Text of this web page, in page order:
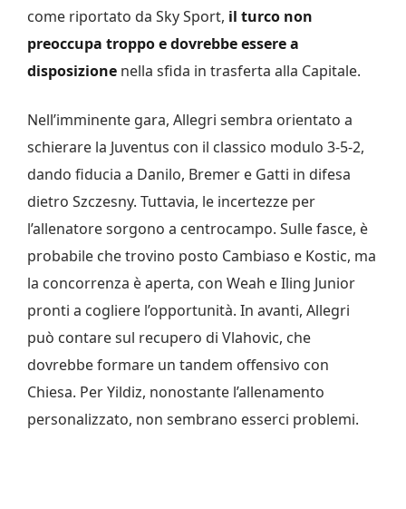
come riportato da Sky Sport, il turco non
preoccupa troppo e dovrebbe essere a
disposizione nella sfida in trasferta alla Capitale.
Nell’imminente gara, Allegri sembra orientato a
schierare la Juventus con il classico modulo 3-5-2,
dando fiducia a Danilo, Bremer e Gatti in difesa
dietro Szczesny. Tuttavia, le incertezze per
l’allenatore sorgono a centrocampo. Sulle fasce, è
probabile che trovino posto Cambiaso e Kostic, ma
la concorrenza è aperta, con Weah e Iling Junior
pronti a cogliere l’opportunità. In avanti, Allegri
può contare sul recupero di Vlahovic, che
dovrebbe formare un tandem offensivo con
Chiesa. Per Yildiz, nonostante l’allenamento
personalizzato, non sembrano esserci problemi.